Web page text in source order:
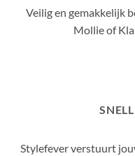
Veilig en gemakkelijk
Mollie of
Stylefever verstuurt